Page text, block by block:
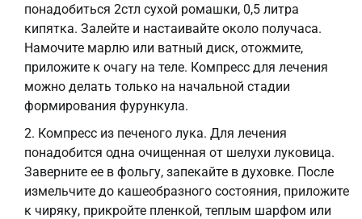
понадобиться 2стл сухой ромашки, 0,5 литра
кипятка. Залейте и настаивайте около получаса.
Намочите марлю или ватный диск, отожмите,
приложите к очагу на теле. Компресс для лечения
можно делать только на начальной стадии
формирования фурункула.
Компресс из печеного лука. Для лечения
понадобится одна очищенная от шелухи луковица.
Заверните ее в фольгу, запекайте в духовке. После
измельчите до кашеобразного состояния, приложите
к чиряку, прикройте пленкой, теплым шарфом или